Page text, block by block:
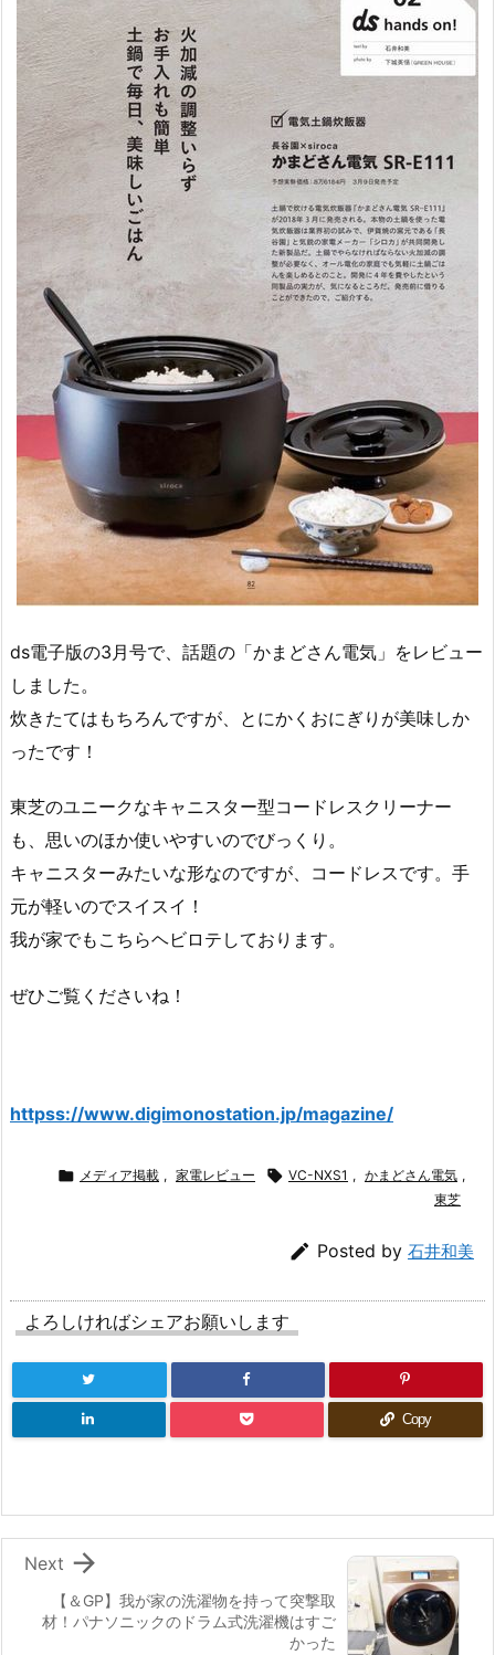
ds電子版の3月号で、話題の「かまどさん電気」をレビュー
しました。
炊きたてはもちろんですが、とにかくおにぎりが美味しか
ったです！
東芝のユニークなキャニスター型コードレスクリーナー
も、思いのほか使いやすいのでびっくり。
キャニスターみたいな形なのですが、コードレスです。手
元が軽いのでスイスイ！
我が家でもこちらヘビロテしております。
ぜひご覧くださいね！
httpss://www.digimonostation.jp/magazine/
 メディア掲載 , 家電レビュー  VC-NXS1 , かまどさん電気 ,
東芝
 Posted by 石井和美
よろしければシェアお願いします
Copy
【＆GP】我が家の洗濯物を持って突撃取
材！パナソニックのドラム式洗濯機はすご
かった

Next